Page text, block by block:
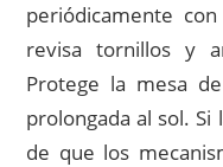
periódicamente
revisa tornillos y
Protege la mesa
prolongada al sol. Si
de que los